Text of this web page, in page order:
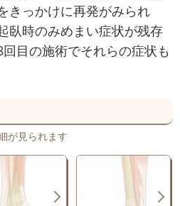
きっかけに再発がみられ
臥時のみめまい症状が残存
目の施術でそれらの症状も
が見られます